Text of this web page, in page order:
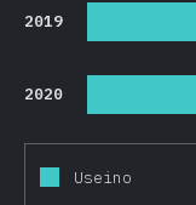
2019
2020
Useino